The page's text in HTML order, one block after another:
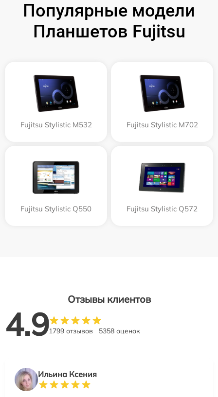
Популярные модели
Планшетов Fujitsu
Fujitsu Stylistic M532 Fujitsu Stylistic M702
Fujitsu Stylistic Q550 Fujitsu Stylistic Q572
Отзывы клиентов
4.91799 отзывов 5358 оценок
Ильина Ксения